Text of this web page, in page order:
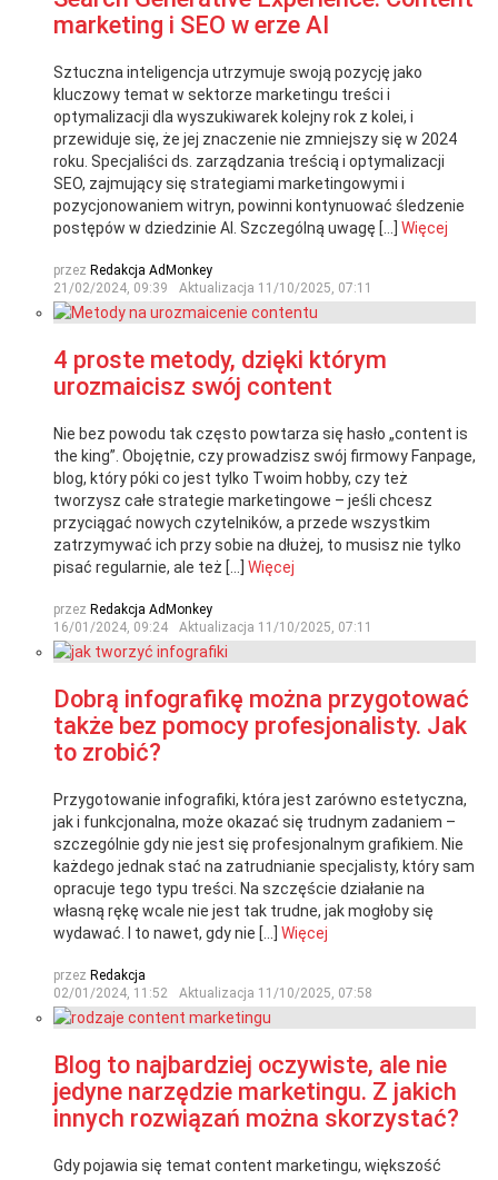
marketing i SEO w erze AI
Sztuczna inteligencja utrzymuje swoją pozycję jako
kluczowy temat w sektorze marketingu treści i
optymalizacji dla wyszukiwarek kolejny rok z kolei, i
przewiduje się, że jej znaczenie nie zmniejszy się w 2024
roku. Specjaliści ds. zarządzania treścią i optymalizacji
SEO, zajmujący się strategiami marketingowymi i
pozycjonowaniem witryn, powinni kontynuować śledzenie
postępów w dziedzinie AI. Szczególną uwagę […] Więcej
przez Redakcja AdMonkey
21/02/2024, 09:39
Aktualizacja 11/10/2025, 07:11
4 proste metody, dzięki którym
urozmaicisz swój content
Nie bez powodu tak często powtarza się hasło „content is
the king”. Obojętnie, czy prowadzisz swój firmowy Fanpage,
blog, który póki co jest tylko Twoim hobby, czy też
tworzysz całe strategie marketingowe – jeśli chcesz
przyciągać nowych czytelników, a przede wszystkim
zatrzymywać ich przy sobie na dłużej, to musisz nie tylko
pisać regularnie, ale też […] Więcej
przez Redakcja AdMonkey
16/01/2024, 09:24
Aktualizacja 11/10/2025, 07:11
Dobrą infografikę można przygotować
także bez pomocy profesjonalisty. Jak
to zrobić?
Przygotowanie infografiki, która jest zarówno estetyczna,
jak i funkcjonalna, może okazać się trudnym zadaniem –
szczególnie gdy nie jest się profesjonalnym grafikiem. Nie
każdego jednak stać na zatrudnianie specjalisty, który sam
opracuje tego typu treści. Na szczęście działanie na
własną rękę wcale nie jest tak trudne, jak mogłoby się
wydawać. I to nawet, gdy nie […] Więcej
przez Redakcja
02/01/2024, 11:52
Aktualizacja 11/10/2025, 07:58
Blog to najbardziej oczywiste, ale nie
jedyne narzędzie marketingu. Z jakich
innych rozwiązań można skorzystać?
Gdy pojawia się temat content marketingu, większość